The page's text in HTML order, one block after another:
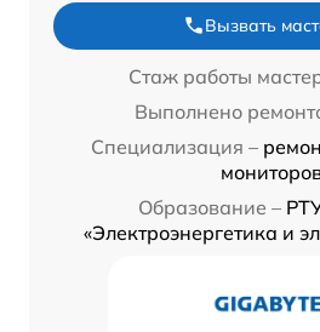
Вызвать
Стаж работы
Выполнено
Специализация –
Образование –
«Электроэнергетика и